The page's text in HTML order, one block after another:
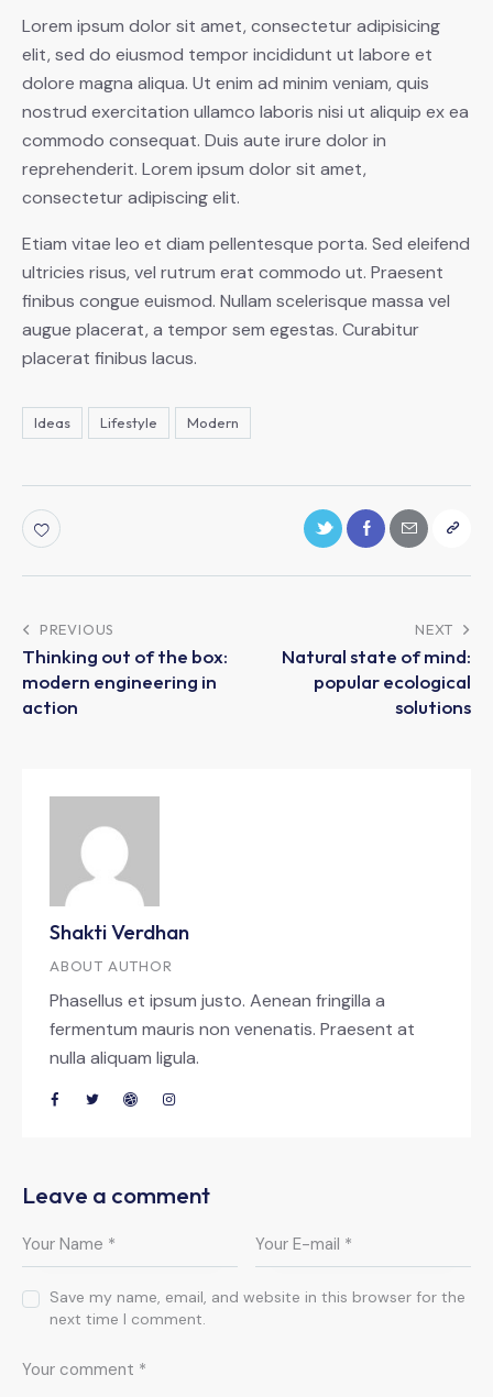
Lorem ipsum dolor sit amet, consectetur adipisicing
elit, sed do eiusmod tempor incididunt ut labore et
dolore magna aliqua. Ut enim ad minim veniam, quis
nostrud exercitation ullamco laboris nisi ut aliquip ex ea
commodo consequat. Duis aute irure dolor in
reprehenderit. Lorem ipsum dolor sit amet,
consectetur adipiscing elit.
Etiam vitae leo et diam pellentesque porta. Sed eleifend
ultricies risus, vel rutrum erat commodo ut. Praesent
finibus congue euismod. Nullam scelerisque massa vel
augue placerat, a tempor sem egestas. Curabitur
placerat finibus lacus.
Ideas Lifestyle Modern
PREVIOUS
Thinking out of the box:
modern engineering in
action
NEXT
Natural state of mind:
popular ecological
solutions
Shakti Verdhan
ABOUT AUTHOR
Phasellus et ipsum justo. Aenean fringilla a
fermentum mauris non venenatis. Praesent at
nulla aliquam ligula.
Leave a comment
Save my name, email, and website in this browser for the
next time I comment.